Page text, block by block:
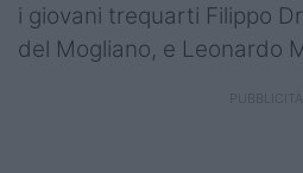
Mercato
i giovani trequarti Filippo
del Mogliano, e Leonardo